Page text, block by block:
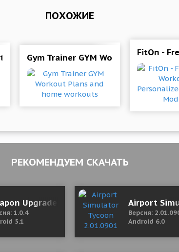
ПОХОЖИЕ
Plans 8.25.0-2 Mod (Subscribed)
Gym Trainer GYM Workout Plans
FitOn -
РЕКОМЕНДУЕМ СКАЧАТЬ
Upgrade Rush 1.0.4 (Mod Money)
1.0.4
5.1
Airport
Версия:
Android 6.0